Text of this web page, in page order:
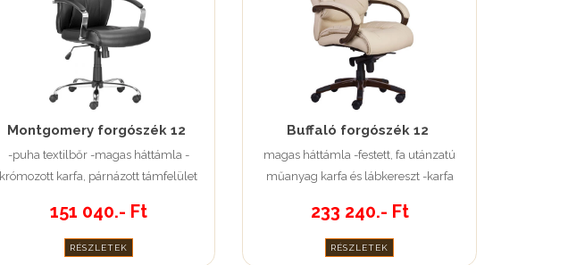
Montgomery forgószék 12
-puha textilbőr -magas háttámla -
krómozott karfa, párnázott támfelület
151 040.- Ft
RÉSZLETEK
Buffaló forgószék 12
magas háttámla -festett, fa utánzatú
műanyag karfa és lábkereszt -karfa
233 240.- Ft
RÉSZLETEK